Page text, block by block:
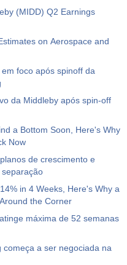
(MIDD) Q2 Earnings
on Aerospace and
foco após spinoff da
da Middleby após spin-off
a Bottom Soon, Here's Why
Now
de crescimento e
in 4 Weeks, Here's Why a
the Corner
máxima de 52 semanas
começa a ser negociada na